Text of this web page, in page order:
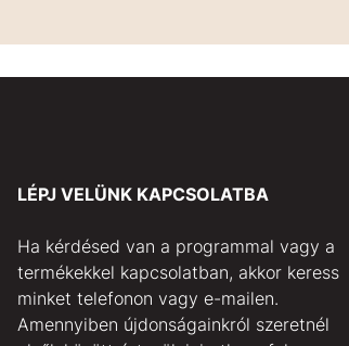
LÉPJ VELÜNK KAPCSOLATBA
Ha kérdésed van a programmal vagy a
termékekkel kapcsolatban, akkor keress
minket telefonon vagy e-mailen.
Amennyiben újdonságainkról szeretnél